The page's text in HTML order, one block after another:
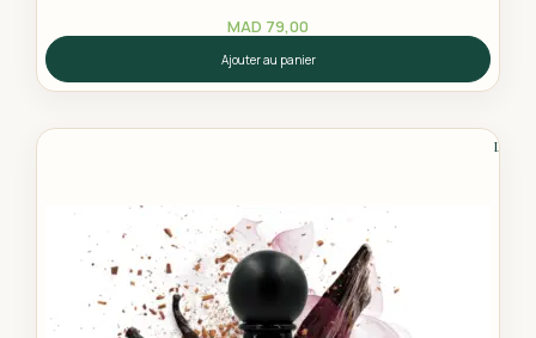
MAD 79,00
Ajouter au panier
La